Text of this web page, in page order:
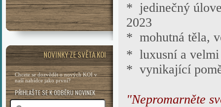
NOVINKY ZE SVĚTA KOI
Chcete se dozvědět o nových KOI v
naší nabídce jako první?
PŘIHLAŠTE SE K ODBĚRU NOVINEK
* jedinečný
2023
* mohutná těla,
* luxusní a
* vynikající
"Nepromarněte